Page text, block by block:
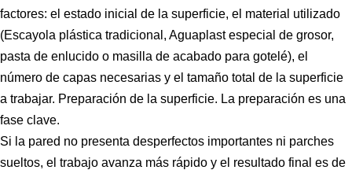
factores: el estado inicial de la superficie, el material utilizado
(Escayola plástica tradicional, Aguaplast especial de grosor,
pasta de enlucido o masilla de acabado para gotelé), el
número de capas necesarias y el tamaño total de la superficie
a trabajar. Preparación de la superficie. La preparación es una
fase clave.
Si la pared no presenta desperfectos importantes ni parches
sueltos, el trabajo avanza más rápido y el resultado final es de